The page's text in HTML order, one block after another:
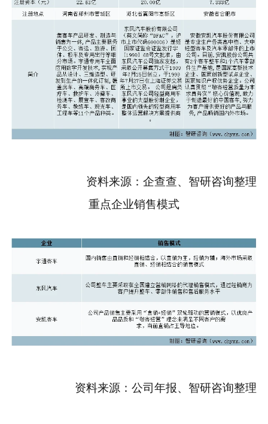
资料来源：企查查、智研咨询整理
重点企业销售模式
资料来源：公司年报、智研咨询整理